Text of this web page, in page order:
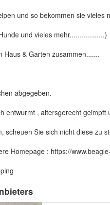
und so bekommen sie vieles
und vieles mehr..................)
Haus & Garten zusammen.......
abgegeben.
entwurmt , altersgerecht geimpft
scheuen Sie sich nicht diese zu
Homepage : https://